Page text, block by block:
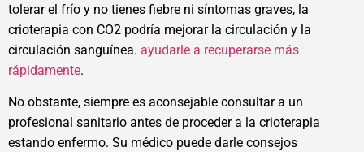
tolerar el frío y no tienes fiebre ni síntomas graves, la
crioterapia con CO2 podría mejorar la circulación y la
circulación sanguínea. ayudarle a recuperarse más
rápidamente.
No obstante, siempre es aconsejable consultar a un
profesional sanitario antes de proceder a la crioterapia
estando enfermo. Su médico puede darle consejos